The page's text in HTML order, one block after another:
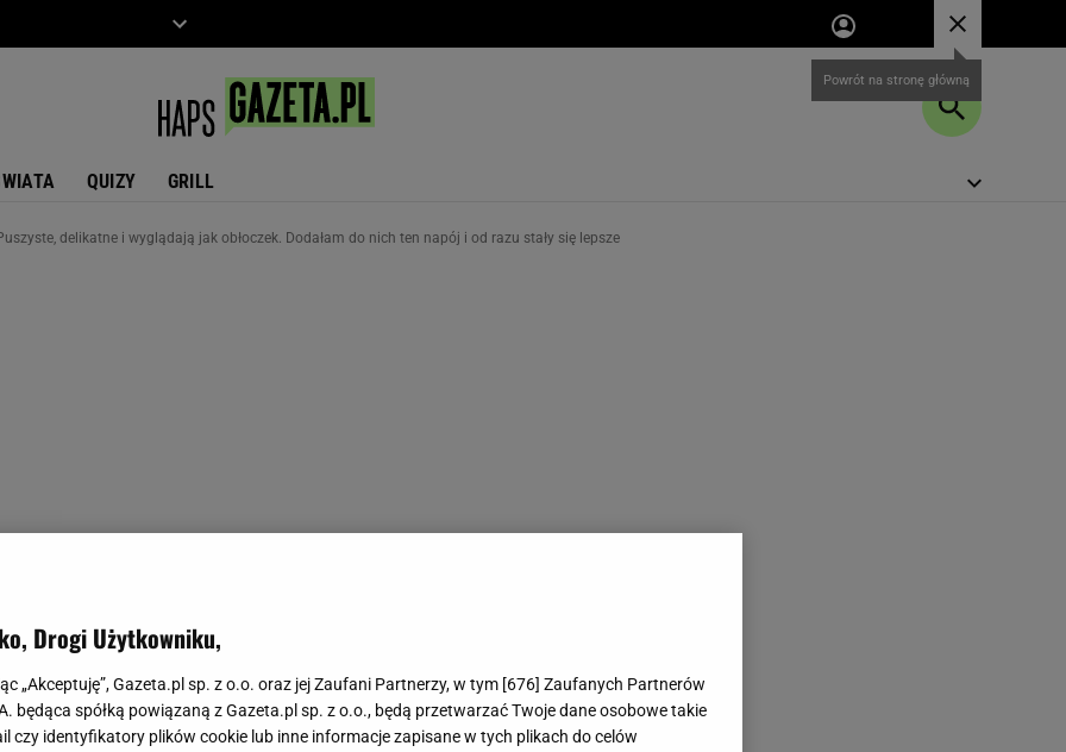
QUIZY GRILL
delikatne i wyglądają jak obłoczek. Dodałam do nich ten napój i od razu stały się lepsze
i wyglądają jak obłoczek. Dodałam do
i od razu stały się lepsze
Drogi Użytkowniku,
„Akceptuję”, Gazeta.pl sp. z o.o. oraz jej Zaufani Partnerzy, w tym [676] Zaufanych Partnerów
będąca spółką powiązaną z Gazeta.pl sp. z o.o., będą przetwarzać Twoje dane osobowe takie
czy identyfikatory plików cookie lub inne informacje zapisane w tych plikach do celów